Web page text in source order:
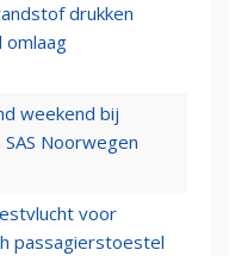
drukken
omlaag
weekend bij
Noorwegen
voor
passagierstoestel